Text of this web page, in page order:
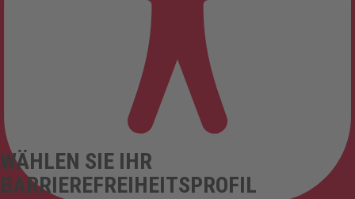
WÄHLEN SIE IHR
BARRIEREFREIHEITSPROFIL